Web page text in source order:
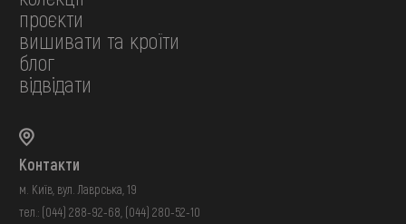
проєкти
вишивати та кроїти
блог
відвідати
Контакти
м. Київ, вул. Лаврська, 19
тел.: (044) 288-92-68 (044) 280-52-10